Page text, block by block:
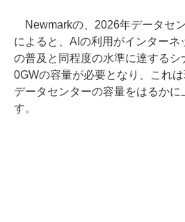
Newmarkの、2026年データセ
によると、AIの利用がインターネ
の普及と同程度の水準に達する
0GWの容量が必要となり、これ
データセンターの容量をはるかに
す。